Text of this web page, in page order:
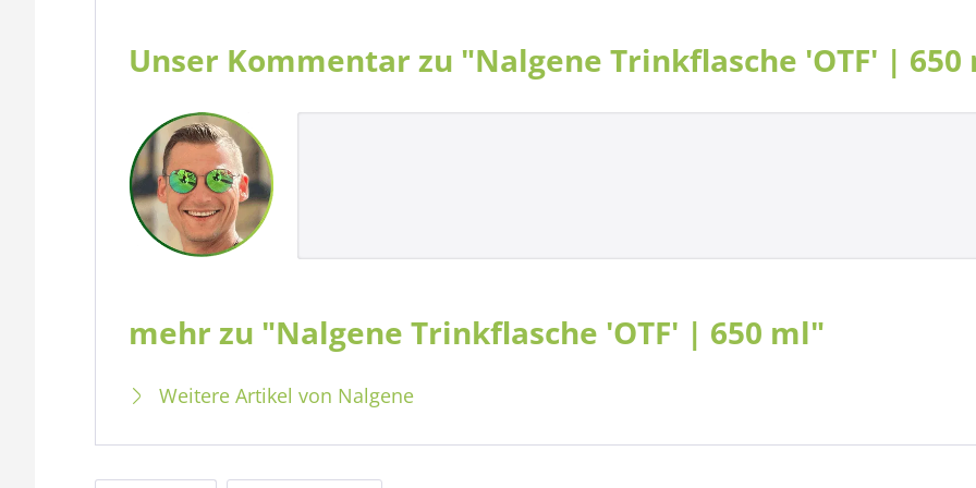
Unser Kommentar zu "Nalgene Trinkflasche 'OTF' | 650
mehr zu "Nalgene Trinkflasche 'OTF' | 650 ml"
Weitere Artikel von Nalgene